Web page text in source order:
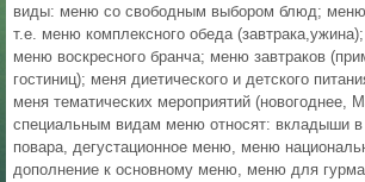
виды: меню со свободным выбором блюд; меню
т.е. меню комплексного обеда
меню воскресного бранча; меню завтраков
гостиниц); меня диетического и детского
меня тематических мероприятий (новогоднее,
специальным видам меню относят: вкладыши
повара, дегустационное меню, меню
дополнение к основному меню, меню для